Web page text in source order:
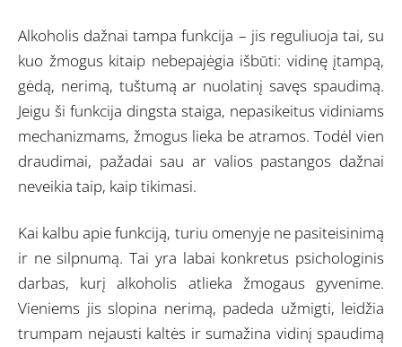
Alkoholis dažnai tampa funkcija – jis reguliuoja tai, su
kuo žmogus kitaip nebepajėgia išbūti: vidinę įtampą,
gėdą, nerimą, tuštumą ar nuolatinį savęs spaudimą.
Jeigu ši funkcija dingsta staiga, nepasikeitus vidiniams
mechanizmams, žmogus lieka be atramos. Todėl vien
draudimai, pažadai sau ar valios pastangos dažnai
neveikia taip, kaip tikimasi.
Kai kalbu apie funkciją, turiu omenyje ne pasiteisinimą
ir ne silpnumą. Tai yra labai konkretus psichologinis
darbas, kurį alkoholis atlieka žmogaus gyvenime.
Vieniems jis slopina nerimą, padeda užmigti, leidžia
trumpam nejausti kaltės ir sumažina vidinį spaudimą